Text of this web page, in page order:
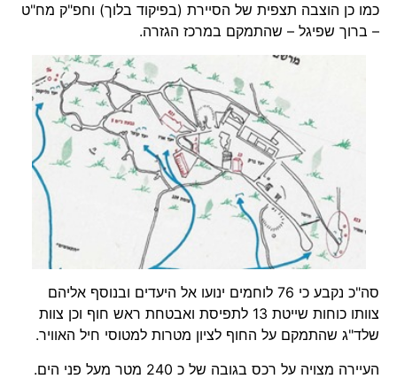
כמו כן הוצבה תצפית של הסיירת (בפיקוד בלוך) וחפ"ק מח"ט
– ברוך שפיגל – שהתמקם במרכז הגזרה.
סה"כ נקבע כי 76 לוחמים ינועו אל היעדים ובנוסף אליהם
צוותו כוחות שייטת 13 לתפיסת ואבטחת ראש חוף וכן צוות
שלד"ג שהתמקם על החוף לציון מטרות למטוסי חיל האוויר.
העיירה מצויה על רכס בגובה של כ 240 מטר מעל פני הים.